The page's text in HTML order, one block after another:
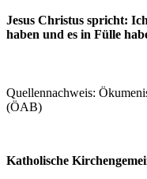
Jesus Christus spricht:
haben und es in Fülle
Quellennachweis:
(ÖAB)
Katholische